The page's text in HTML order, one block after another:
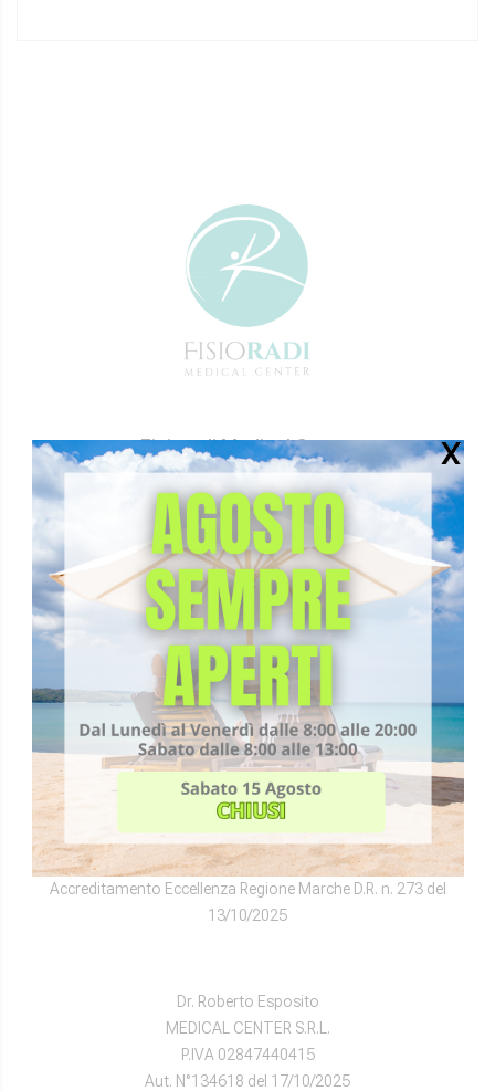
Fisioradi Medical Center
Via Lambro, 15
61121 – Pesaro (PU)
+39 0721 33958
segreteria@fisioradi.it
Fisioterapia Pesaro
Poliambulatorio Pesaro
Diagnostica Pesaro
DIRETTORI SANITARI
Dr. Vittorio Gemmellaro
FISIORADI S.R.L.
P.IVA 02090480415
Aut. N°134612 del 17/10/2025
REA PS-153457
Accreditamento Eccellenza Regione Marche D.R. n. 273 del
13/10/2025
Dr. Roberto Esposito
MEDICAL CENTER S.R.L.
P.IVA 02847440415
Aut. N°134618 del 17/10/2025